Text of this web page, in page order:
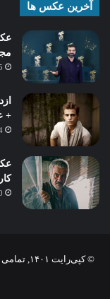
آخرین عکس ها
15
+
24
© کپی‌رایت ۱۴۰۱, تمامی حقوق وب سایت متعلق به کاشمر سلام می باشد |